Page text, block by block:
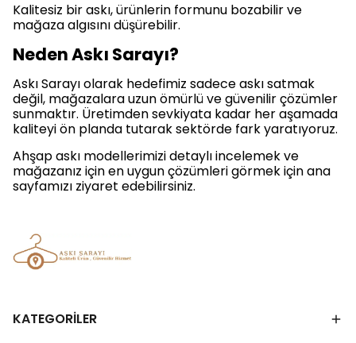
Kalitesiz bir askı, ürünlerin formunu bozabilir ve
mağaza algısını düşürebilir.
Neden Askı Sarayı?
Askı Sarayı olarak hedefimiz sadece askı satmak
değil, mağazalara uzun ömürlü ve güvenilir çözümler
sunmaktır. Üretimden sevkiyata kadar her aşamada
kaliteyi ön planda tutarak sektörde fark yaratıyoruz.
Ahşap askı modellerimizi detaylı incelemek ve
mağazanız için en uygun çözümleri görmek için ana
sayfamızı ziyaret edebilirsiniz.
KATEGORİLER